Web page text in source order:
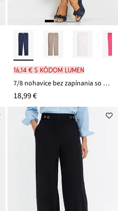
16,14 € s kódom LUMEN
7/8 nohavice bez zapínania so strečom
18,99 €